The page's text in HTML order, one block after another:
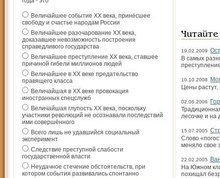
Величайшее событие ХХ века, принёсшее
свободу и счастье народам России
Величайшее разочарование ХХ века,
доказавшее невозможность построения
справедливого государства
Величайшее преступление ХХ века, ставшее
причиной гибели миллионов людей
Величайшее в ХХ веке предательство
правящего класса
Величайшая в ХХ веке провокация
иностранных спецслужб
Величайшая глупость ХХ века, поскольку
участники революций не осознавали последствий
ими совершённого
Всего лишь не удавшийся социальный
эксперимент
Следствие преступной слабости
государственной власти
Неудачное стечение обстоятельств, при
котором события развивались спонтанно
19.02.2009
В самых
10.10.2008
Цены растут,
02.06.2006
лесочке и на
15.07.2005
Слово
меняло свое
22.02.2005
На Южном
похищал